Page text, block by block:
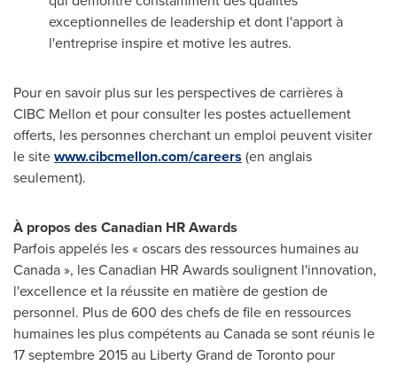
exceptionnelles de leadership et dont l'apport à
l'entreprise inspire et motive les autres.
Pour en savoir plus sur les perspectives de carrières à
CIBC Mellon et pour consulter les postes actuellement
offerts, les personnes cherchant un emploi peuvent visiter
le sitewww.cibcmellon.com/careers (en anglais
seulement).
À propos des Canadian HR Awards
Parfois appelés les « oscars des ressources humaines au
Canada », les Canadian HR Awards soulignent l'innovation,
l'excellence et la réussite en matière de gestion de
personnel. Plus de 600 des chefs de file en ressources
humaines les plus compétents au Canadase sont réunis le
17 septembre 2015 au Liberty Grand deToronto pour